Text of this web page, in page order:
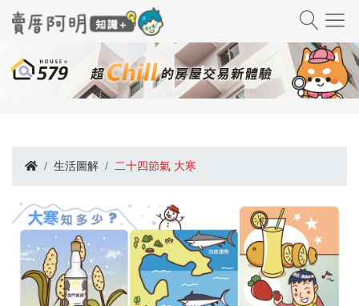
生活圖解 二十四節氣 大寒